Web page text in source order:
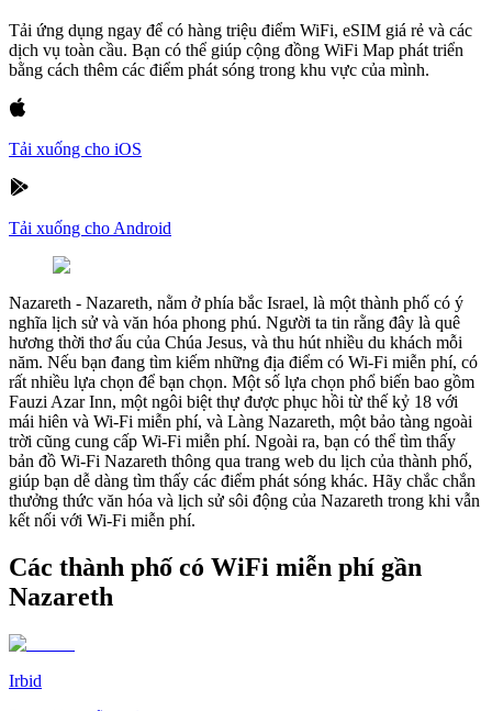
Tải ứng dụng ngay để có hàng triệu điểm WiFi, eSIM giá rẻ và các
dịch vụ toàn cầu. Bạn có thể giúp cộng đồng WiFi Map phát triển
bằng cách thêm các điểm phát sóng trong khu vực của mình.
Tải xuống cho iOS
Tải xuống cho Android
Nazareth - Nazareth, nằm ở phía bắc Israel, là một thành phố có ý
nghĩa lịch sử và văn hóa phong phú. Người ta tin rằng đây là quê
hương thời thơ ấu của Chúa Jesus, và thu hút nhiều du khách mỗi
năm. Nếu bạn đang tìm kiếm những địa điểm có Wi-Fi miễn phí, có
rất nhiều lựa chọn để bạn chọn. Một số lựa chọn phổ biến bao gồm
Fauzi Azar Inn, một ngôi biệt thự được phục hồi từ thế kỷ 18 với
mái hiên và Wi-Fi miễn phí, và Làng Nazareth, một bảo tàng ngoài
trời cũng cung cấp Wi-Fi miễn phí. Ngoài ra, bạn có thể tìm thấy
bản đồ Wi-Fi Nazareth thông qua trang web du lịch của thành phố,
giúp bạn dễ dàng tìm thấy các điểm phát sóng khác. Hãy chắc chắn
thưởng thức văn hóa và lịch sử sôi động của Nazareth trong khi vẫn
kết nối với Wi-Fi miễn phí.
Các thành phố có WiFi miễn phí gần
Nazareth
Irbid